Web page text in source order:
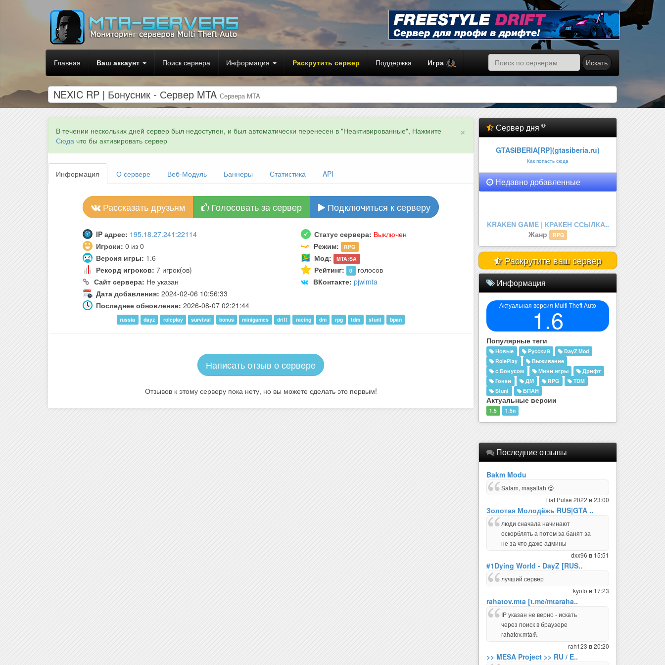
Главная Ваш аккаунт Поиск сервера Информация Раскрутить сервер Поддержка Игра Искать
NEXIC RP | Бонусник - Сервер MTA Сервера MTA
×
В течении нескольких дней сервер был недоступен, и был автоматически перенесен в "Неактивированные", Нажмите
Сюда что бы активировать сервер
Информация О сервере Веб-Модуль Баннеры Статистика API
Рассказать друзьям Голосовать за сервер Подключиться к серверу
IP адрес: 195.18.27.241:22114 Статус сервера: Выключен
Игроки: 0 из 0 Режим: RPG
Версия игры: 1.6 Мод: MTA:SA
Рекорд игроков: 7 игрок(ов) Рейтинг: 0 голосов
Сайт сервера: Не указан ВКонтакте: pjwlmta
Дата добавления: 2024-02-06 10:56:33
Последнее обновление: 2026-08-07 02:21:44
russia dayz roleplay survival bonus minigames drift racing dm rpg tdm stunt bpan
Написать отзыв о сервере
Отзывов к этому серверу пока нету, но вы можете сделать это первым!
Сервер дня
GTASIBERIA[RP](gtasiberia.ru)
Как попасть сюда
Недавно добавленные
legenda mta.
Жанр
RolePlay
Раскрутите ваш сервер
Информация
Актуальная версия Multi Theft Auto
1.6
Популярные теги
Новые Русский
DayZ Mod
RolePlay
Выживание
с Бонусом
Мини игры
Дрифт
Гонки
ДМ RPG
TDM
Stunt
БПАН
Актуальные версии
1.5 1.5n
Последние отзывы
Bakm Modu
Salam, maşallah 😍
Fiat Pulse 2022 в23:00
Золотая Молодёжь RUS|GTA ..
люди сначала начинают
оскорблять а потом за банят за
не за что даже админы
dxx96 в 15:51
#1Dying World - DayZ [RUS..
лучший сервер
kyoto в 17:23
rahatov.mta [t.me/mtaraha..
IP указан не верно - искать
через поиск в браузере
rahatov.mta💪
rah123 в20:20
>> MESA Project >> RU / E..